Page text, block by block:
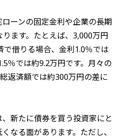
ーンの固定金利や企業の長期
ます。たとえば、3,000万円
借りる場合、金利1.0％では
％では約9.2万円です。月々の
返済額では約300万円の差に
新たに債券を買う投資家にと
なる面があります。ただし、